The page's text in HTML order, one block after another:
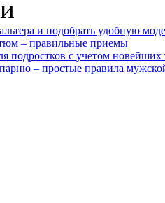
и подобрать удобную
– правильные приемы
подростков с учетом новейших
– простые правила